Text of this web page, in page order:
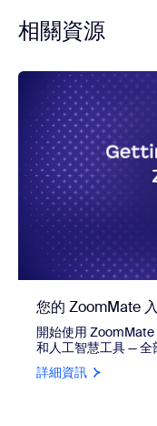
相關資源
您的 ZoomMate
開始使用
和人工智慧工具 — 全
詳細資訊